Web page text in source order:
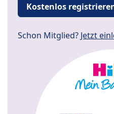
Kostenlos
Schon Mitglied? Jetzt